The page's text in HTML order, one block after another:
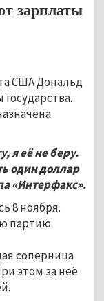
зарплаты
США Дональд
я её не беру.
один доллар
«Интерфакс».
8 ноября.
партию
соперница
этом за неё